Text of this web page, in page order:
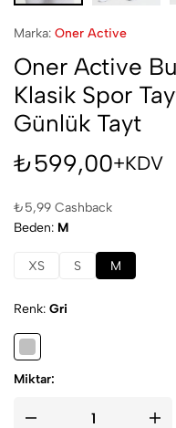
Marka: Oner Active
Oner Active
Klasik Spor
Günlük Tayt
₺599,00+KDV
₺5,99 Cashback
Beden M
XS S M
Renk Gri
Miktar: